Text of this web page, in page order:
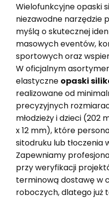
Wielofunkcyjne opaski
niezawodne narzędzie
myślą o skutecznej
masowych eventów,
sportowych oraz
W oficjalnym
elastyczne opaski
realizowane od
precyzyjnych
młodzieży i dzieci (202
x 12 mm), które
sitodruku lub tłoczenia
Zapewniamy
przy weryfikacji
terminową dostawę w
roboczych, dlatego już